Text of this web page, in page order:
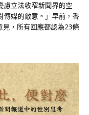
慮立法收窄新聞界的空
傳媒的敵意。」早前，香
，所有回應都認為23條